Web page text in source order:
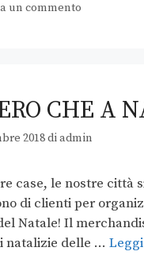
un commento
CHE A
2018diadmin
case, le nostre città
di clienti per
Natale! Il
natalizie delle …